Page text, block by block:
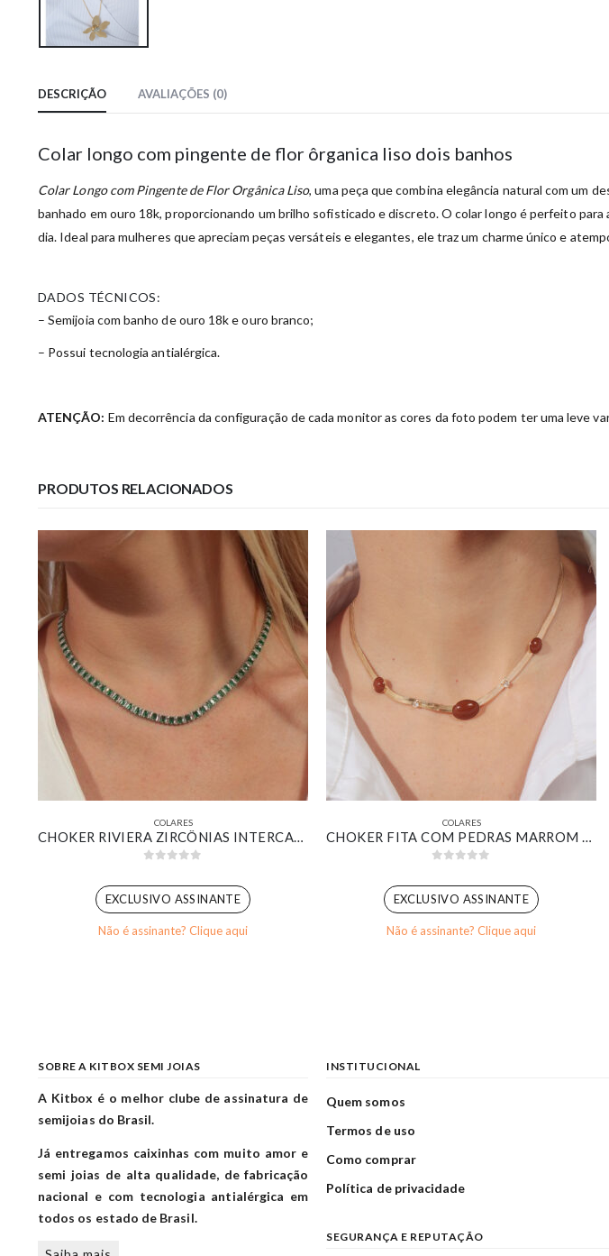
DESCRIÇÃO AVALIAÇÕES (0)
Colar longo com pingente de flor ôrganica liso dois banhos
Colar Longo com Pingente de Flor Orgânica Liso, uma peça que combina elegância natural com um
banhado em ouro 18k, proporcionando um brilho sofisticado e discreto. O colar longo é perfeito
dia. Ideal para mulheres que apreciam peças versáteis e elegantes, ele traz um charme único e
DADOS TÉCNICOS:
– Semijoia com banho de ouro 18k e ouro branco;
– Possui tecnologia antialérgica.
ATENÇÃO: Em decorrência da configuração de cada monitor as cores da foto podem ter uma leve
PRODUTOS RELACIONADOS
COLARES
CHOKER RIVIERA ZIRCÔNIAS INTERCALADAS VERDE E CRISTAL BANHADO EM OURO BRANCO
EXCLUSIVO ASSINANTE
Não é assinante? Clique aqui
COLARES
CHOKER FITA COM PEDRAS MARROM BANHADO EM OURO 18K
EXCLUSIVO ASSINANTE
Não é assinante? Clique aqui
SOBRE A KITBOX SEMI JOIAS
A Kitbox é o melhor clube de assinatura de
semijoias do Brasil.
Já entregamos caixinhas com muito amor e
semi joias de alta qualidade, de fabricação
nacional e com tecnologia antialérgica em
todos os estado de Brasil.
INSTITUCIONAL
Quem somos
Termos de uso
Como comprar
Política de privacidade
SEGURANÇA E REPUTAÇÃO